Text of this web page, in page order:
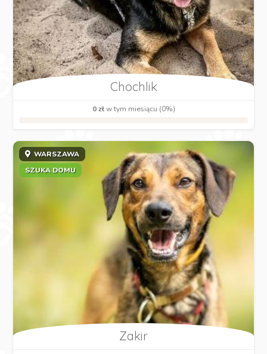
Chochlik
0 złw tym miesiącu (0%)
WARSZAWA
SZUKA DOMU
Zakir